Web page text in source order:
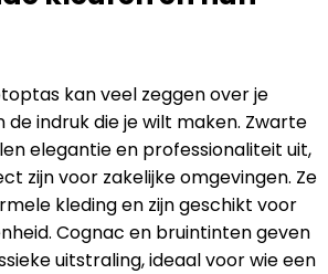
kan veel zeggen over je
de indruk die je wilt maken. Zwarte
elegantie en professionaliteit uit,
zijn voor zakelijke omgevingen. Ze
kleding en zijn geschikt voor
Cognac en bruintinten geven
uitstraling, ideaal voor wie een